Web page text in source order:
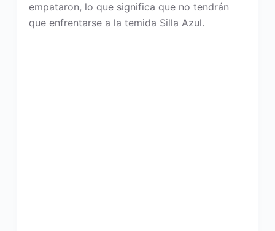
empataron, lo que significa que no tendrán
que enfrentarse a la temida Silla Azul.